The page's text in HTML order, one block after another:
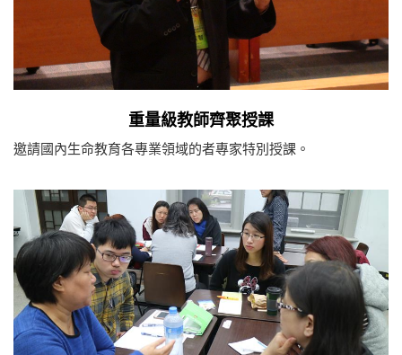
重量級教師齊聚授課
邀請國內生命教育各專業領域的者專家特別授課。